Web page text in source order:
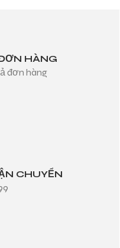
HÀNG
đơn hàng
CHUYỂN